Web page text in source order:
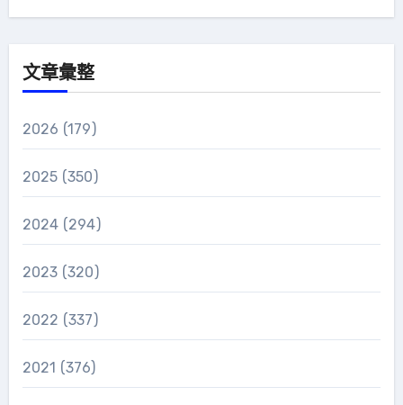
文章彙整
2026 (179)
2025 (350)
2024 (294)
2023 (320)
2022 (337)
2021 (376)